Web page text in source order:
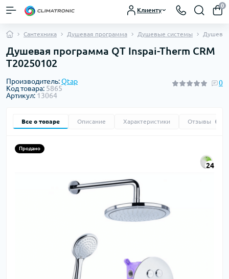
Клиенту
0
Сантехника Душевая программа Душевые системы
Душевая программа QT Inspai-Therm CRM
T20250102
Производитель:Qtap
Код товара: 5865
Артикул: 13064
0
Все о товаре Описание Характеристики Отзывы
Продано
24